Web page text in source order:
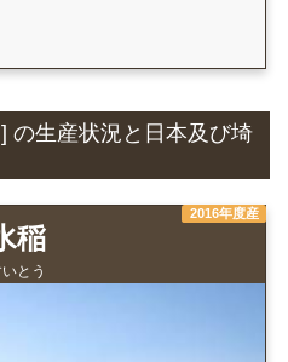
の生産状況と日本及び埼
2016年度産
稲
とう